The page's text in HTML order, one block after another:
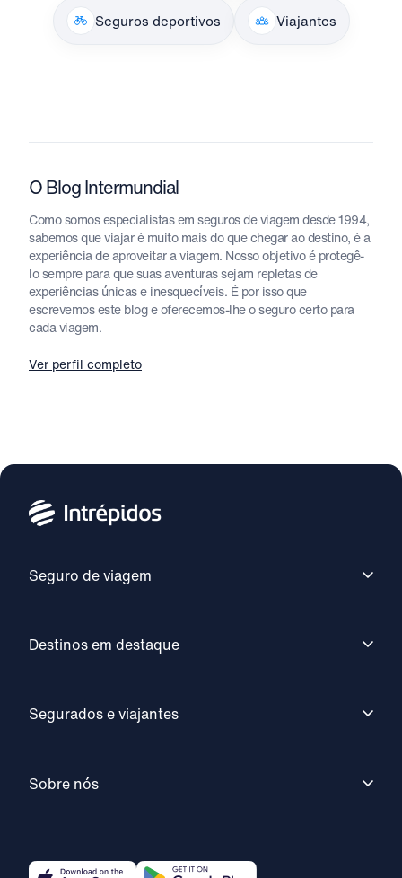
Seguros deportivos Viajantes
O Blog Intermundial
Como somos especialistas em seguros de viagem desde 1994,
sabemos que viajar é muito mais do que chegar ao destino, é a
experiência de aproveitar a viagem. Nosso objetivo é protegê-
lo sempre para que suas aventuras sejam repletas de
experiências únicas e inesquecíveis. É por isso que
escrevemos este blog e oferecemos-lhe o seguro certo para
cada viagem.
Ver perfil completo
Seguro de viagem
Destinos em destaque
Segurados e viajantes
Sobre nós